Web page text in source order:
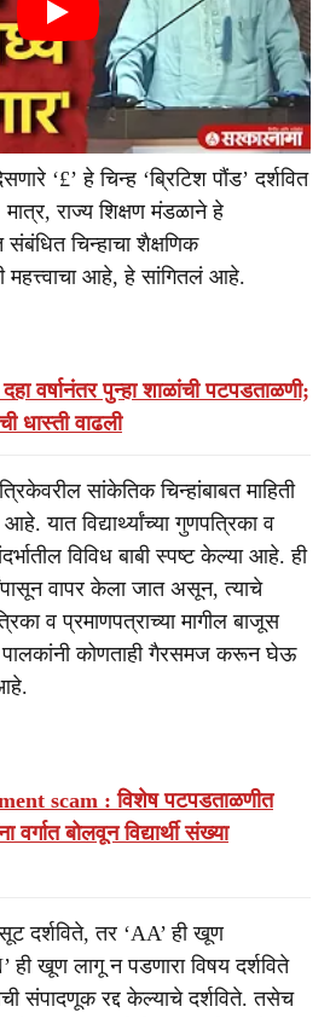
‘£’ हे चिन्ह ‘ब्रिटिश पौंड’ दर्शवित
राज्य शिक्षण मंडळाने हे
चिन्हाचा शैक्षणिक
महत्त्वाचा आहे, हे सांगितलं आहे.
वर्षानंतर पुन्हा शाळांची पटपडताळणी;
धास्ती वाढली
सांकेतिक चिन्हांबाबत माहिती
यात विद्यार्थ्यांच्या गुणपत्रिका व
विविध बाबी स्पष्ट केल्या आहे. ही
वापर केला जात असून, त्याचे
व प्रमाणपत्राच्या मागील बाजूस
पालकांनी कोणताही गैरसमज करून घेऊ
scam : विशेष पटपडताळणीत
वर्गात बोलवून विद्यार्थी संख्या
दर्शविते, तर ‘AA’ ही खूण
ही खूण लागू न पडणारा विषय दर्शविते
संपादणूक रद्द केल्याचे दर्शविते. तसेच